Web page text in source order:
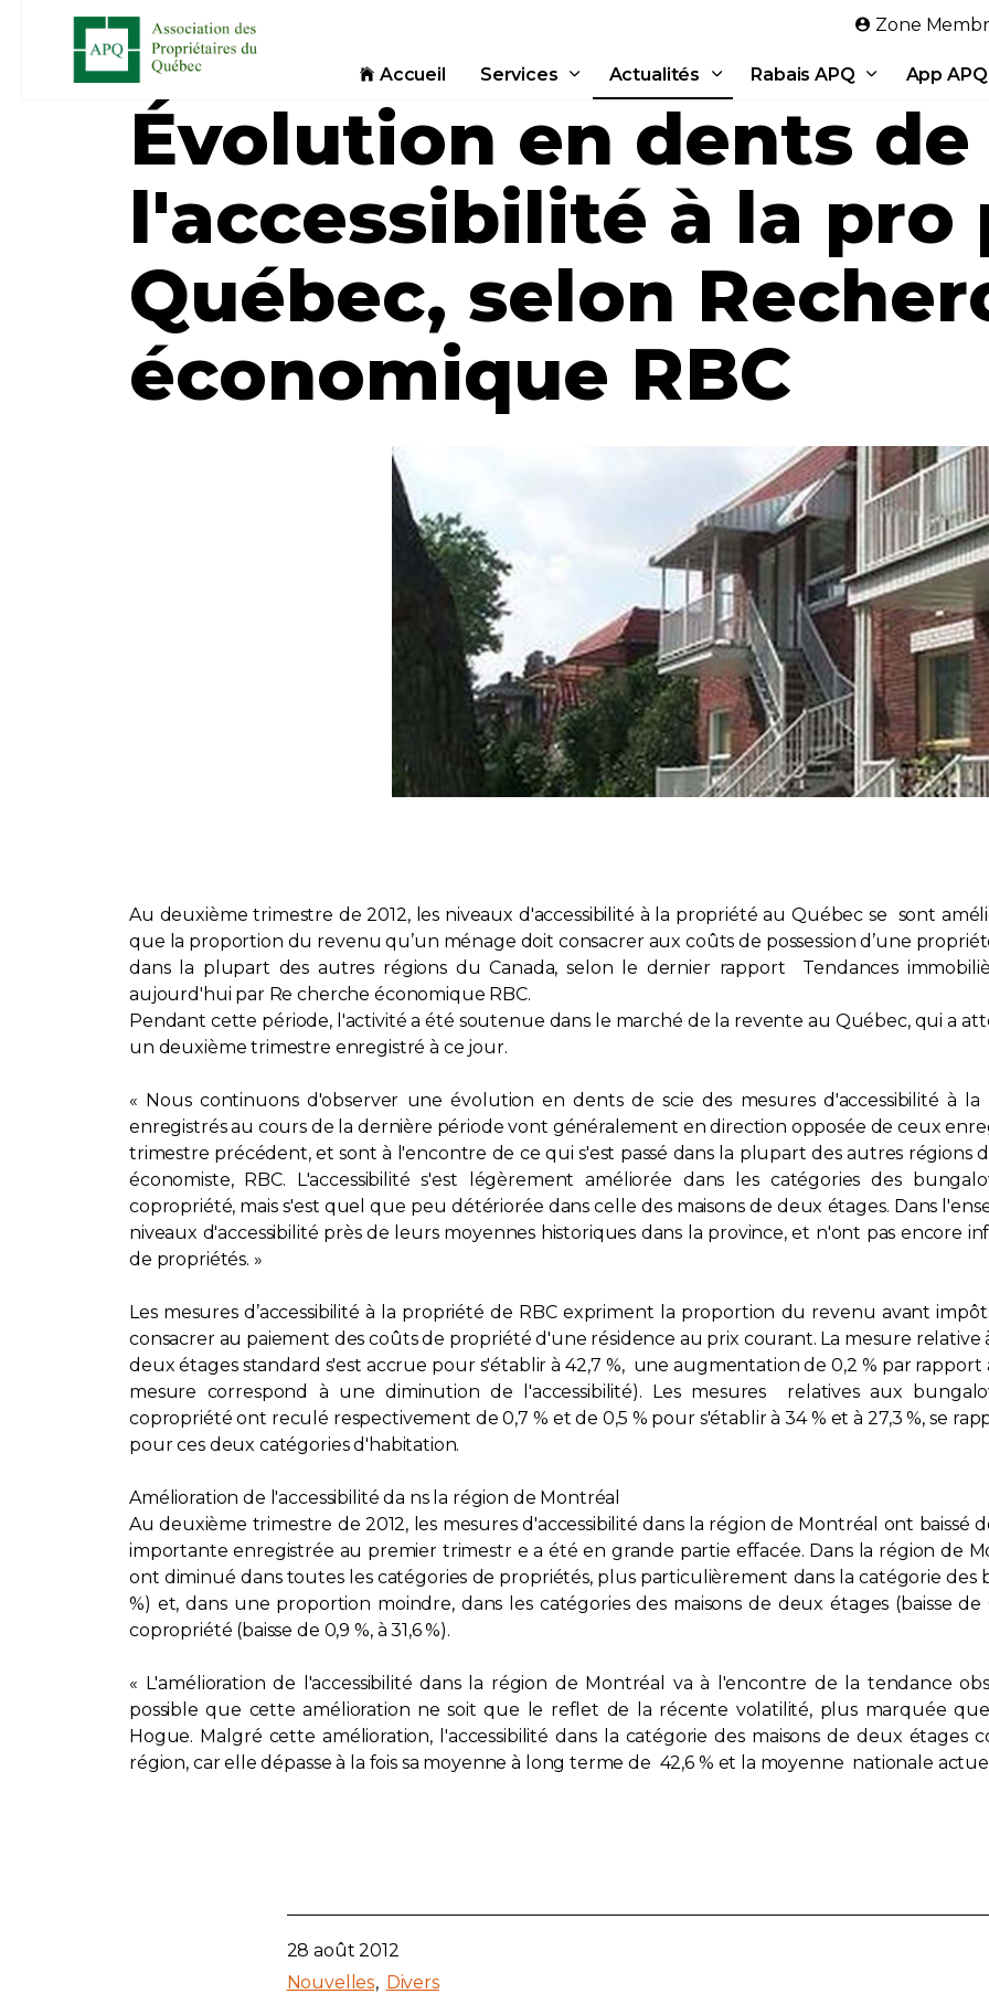
Accueil Services Actualités Rabais APQ App APQ
Zone
Évolution en dents de
l'accessibilité à la pro
Québec, selon
économique RBC
Au deuxième trimestre de 2012, les niveaux d'accessibilité à la propriété au Québec se sont
que la proportion du revenu qu’un ménage doit consacrer aux coûts de possession d’une
dans la plupart des autres régions du Canada, selon le dernier rapport Tendances
aujourd'hui par Re cherche économique RBC.
Pendant cette période, l'activité a été soutenue dans le marché de la revente au Québec, qui a
un deuxième trimestre enregistré à ce jour.
« Nous continuons d'observer une évolution en dents de scie des mesures d'accessibilité à
enregistrés au cours de la dernière période vont généralement en direction opposée de ceux
trimestre précédent, et sont à l'encontre de ce qui s'est passé dans la plupart des autres régions
économiste, RBC. L'accessibilité s'est légèrement améliorée dans les catégories des
copropriété, mais s'est quel que peu détériorée dans celle des maisons de deux étages. Dans
niveaux d'accessibilité près de leurs moyennes historiques dans la province, et n'ont pas encore
de propriétés. »
Les mesures d’accessibilité à la propriété de RBC expriment la proportion du revenu avant
consacrer au paiement des coûts de propriété d'une résidence au prix courant. La mesure relative
deux étages standard s'est accrue pour s'établir à 42,7 %, une augmentation de 0,2 % par
mesure correspond à une diminution de l'accessibilité). Les mesures relatives aux
copropriété ont reculé respectivement de 0,7 % et de 0,5 % pour s'établir à 34 % et à 27,3 %, se
pour ces deux catégories d'habitation.
Amélioration de l'accessibilité da ns la région de Montréal
Au deuxième trimestre de 2012, les mesures d'accessibilité dans la région de Montréal ont baissé
importante enregistrée au premier trimestr e a été en grande partie effacée. Dans la région de
ont diminué dans toutes les catégories de propriétés, plus particulièrement dans la catégorie des
%) et, dans une proportion moindre, dans les catégories des maisons de deux étages (baisse
copropriété (baisse de 0,9 %, à 31,6 %).
« L'amélioration de l'accessibilité dans la région de Montréal va à l'encontre de la tendance
possible que cette amélioration ne soit que le reflet de la récente volatilité, plus marquée
Hogue. Malgré cette amélioration, l'accessibilité dans la catégorie des maisons de deux étages
région, car elle dépasse à la fois sa moyenne à long terme de 42,6 % et la moyenne nationale
28 août 2012
Nouvelles
Divers